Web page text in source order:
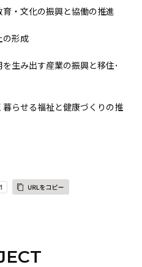
・文化の振興と協働の推進
の形成
生み出す産業の振興と移住･
らせる福祉と健康づくりの推